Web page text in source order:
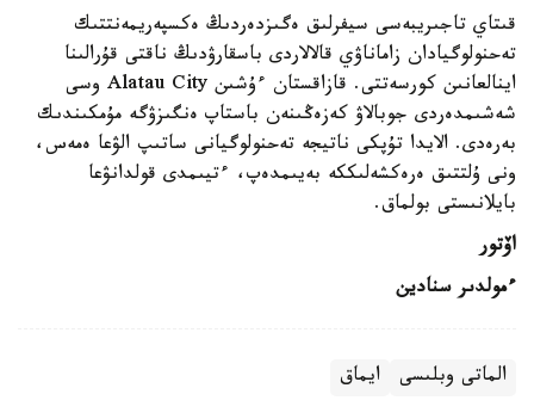
قىتاي تاجىريبەسى سيفرلىق ەگىزدەردىڭ ەكسپەريمەنتتىك
تەحنولوگيادان زاماناۋي قالالاردى باسقارۋدىڭ ناقتى قۇرالىنا
اينالعانىن كورسەتتى. قازاقستان ءۇشىن Alatau City وسى
شەشىمدەردى جوبالاۋ كەزەڭىنەن باستاپ ەنگىزۋگە مۇمكىندىك
بەرەدى. الايدا تۇپكى ناتيجە تەحنولوگيانى ساتىپ الۋعا ەمەس،
ونى ۇلتتىق ەرەكشەلىككە بەيىمدەپ، ءتيىمدى قولدانۋعا
بايلانىستى بولماق.
اۆتور
ءمولدىر سنادين
الماتى وبلىسى ايماق